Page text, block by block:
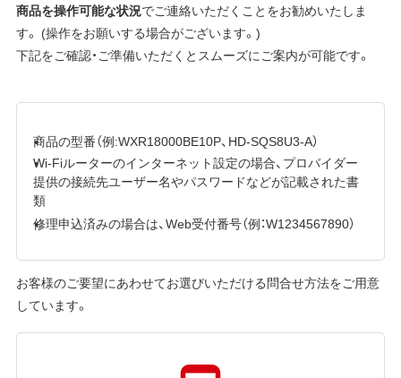
商品を操作可能な状況でご連絡いただくことをお勧めいたしま
す。 (操作をお願いする場合がございます。)
下記をご確認・ご準備いただくとスムーズにご案内が可能です。
商品の型番（例:WXR18000BE10P、HD-SQS8U3-A）
Wi-Fiルーターのインターネット設定の場合、プロバイダー
提供の接続先ユーザー名やパスワードなどが記載された書
類
修理申込済みの場合は、Web受付番号（例：W1234567890）
お客様のご要望にあわせてお選びいただける問合せ方法をご用意
しています。